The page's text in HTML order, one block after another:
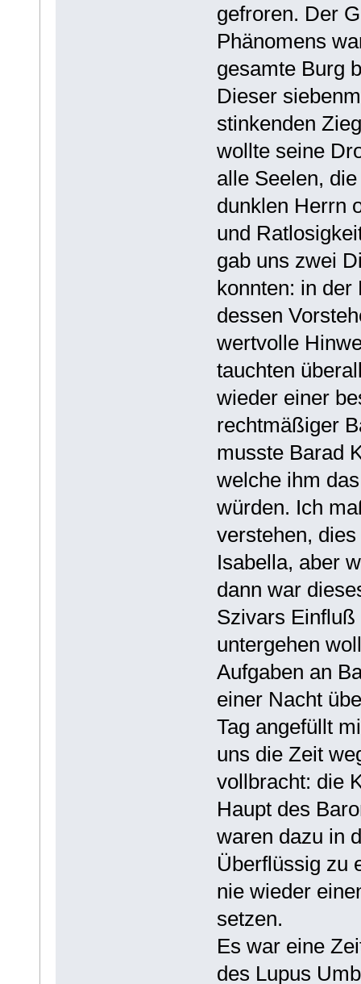
gefroren. Der
Phänomens
gesamte Burg
Dieser
stinkenden
wollte seine
alle Seelen,
dunklen Herrn
und
gab uns zwei
konnten: in der
dessen
wertvolle
tauchten
wieder einer
rechtmäßiger
musste Barad
welche ihm
würden. Ich
verstehen,
Isabella, aber
dann war
Szivars
untergehen
Aufgaben an
einer Nacht
Tag angefüllt
uns die Zeit
vollbracht: die
Haupt des
waren dazu in
Überflüssig zu
nie wieder
setzen.
Es war eine
des Lupus